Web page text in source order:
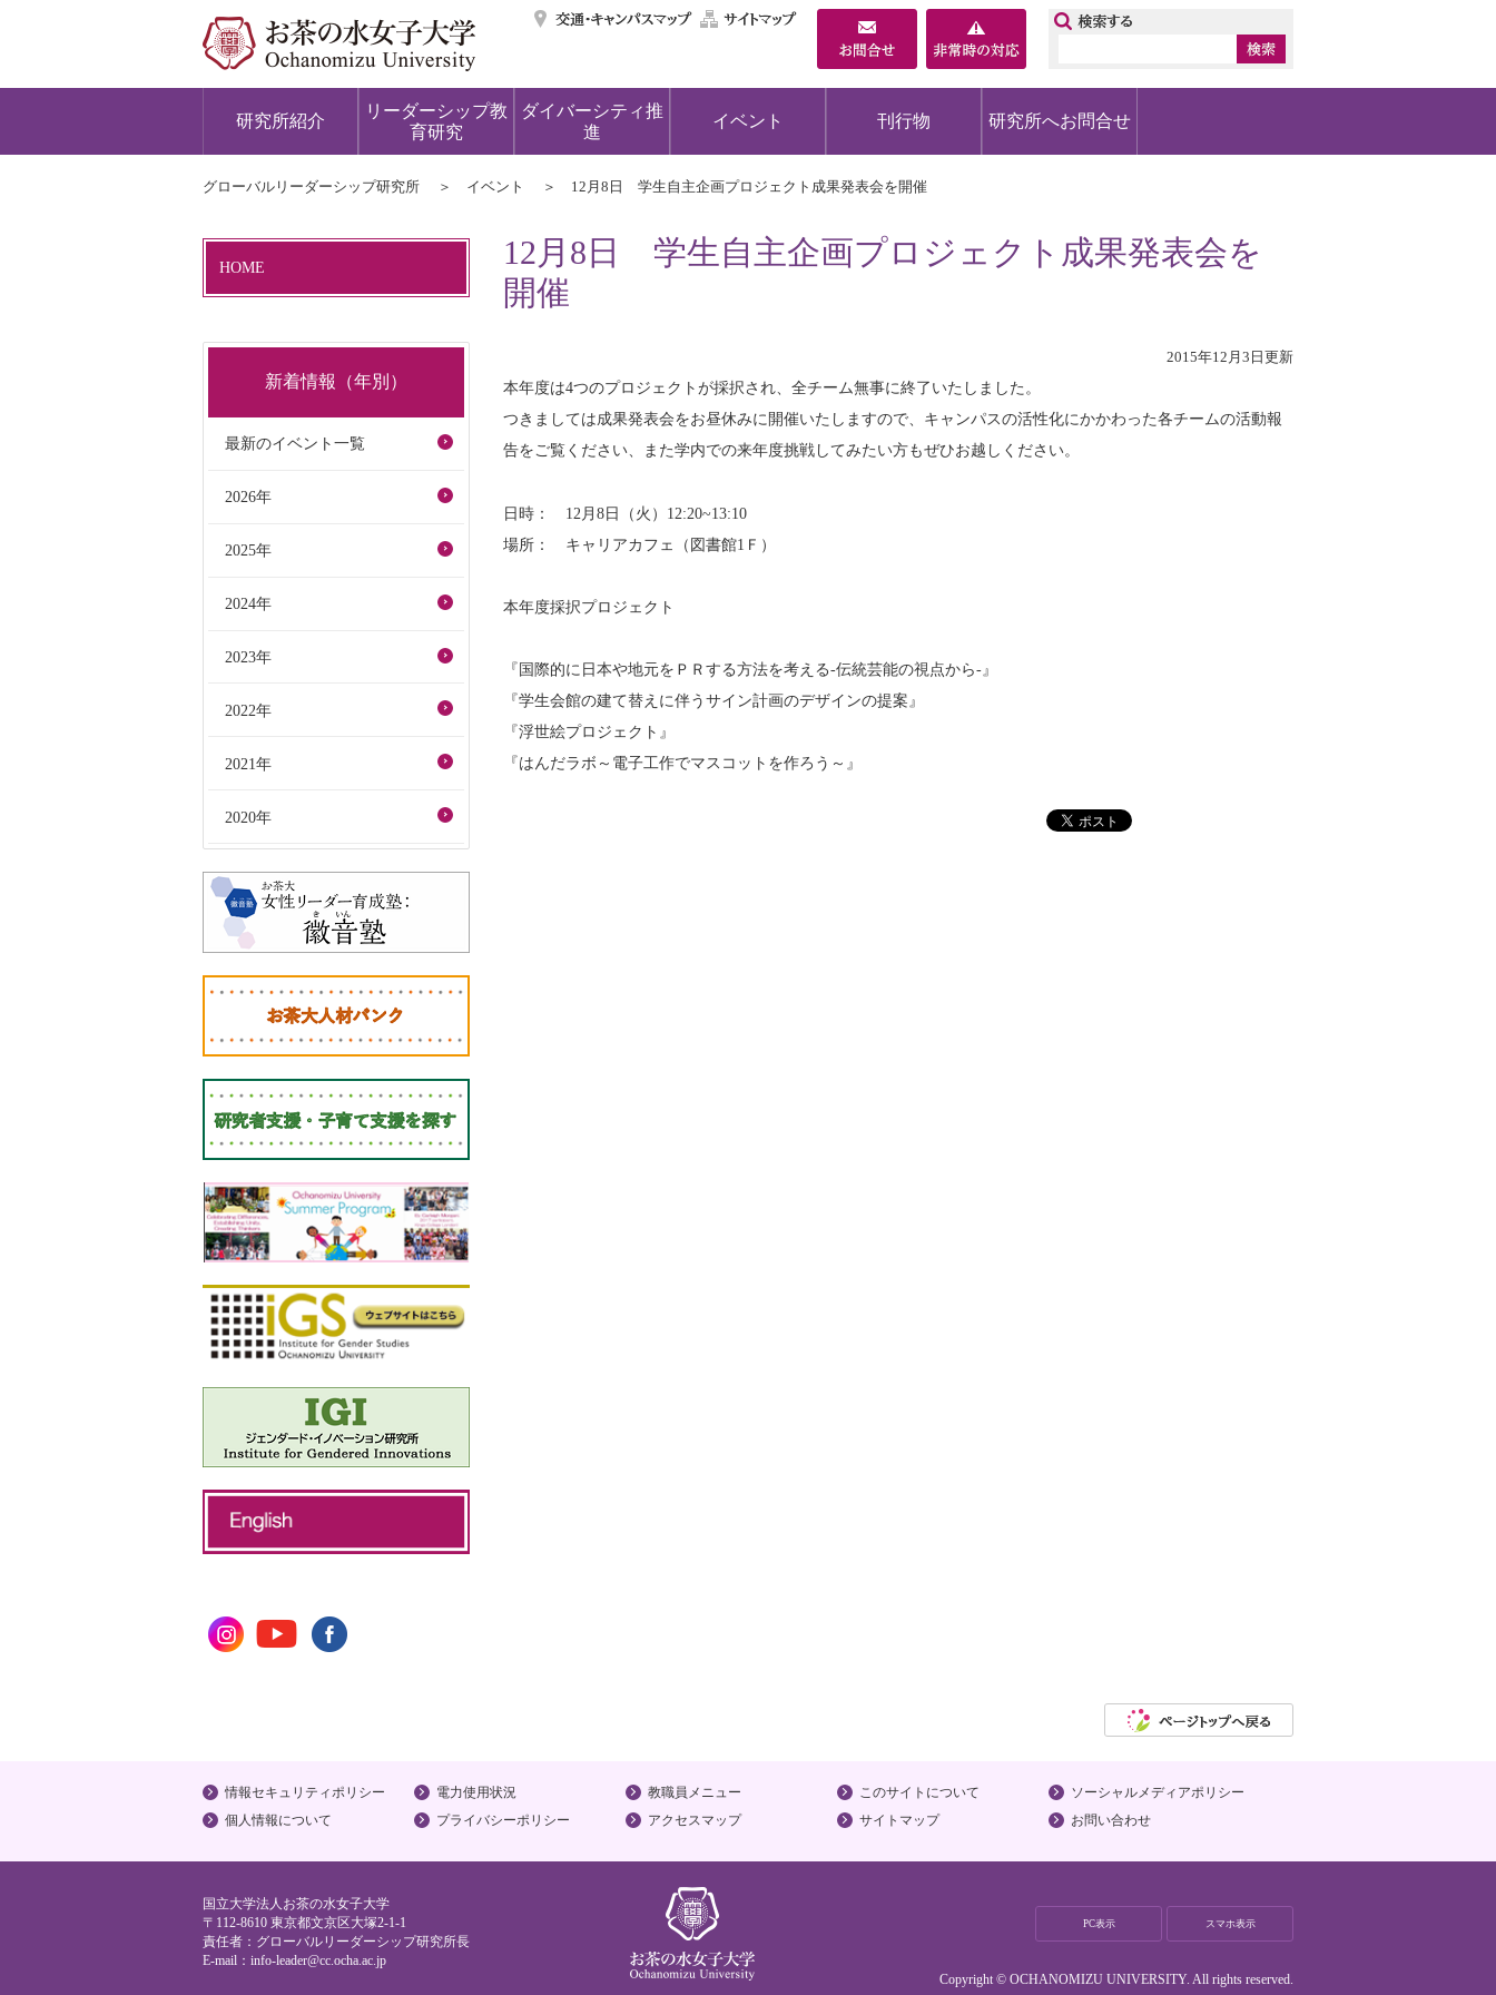
交通・キャンパスマップ
サイトマップ
研究所紹介
リーダーシップ教
育研究
ダイバーシティ推
進
イベント 刊行物 研究所へお問合せ
グローバルリーダーシップ研究所 イベント 12月8日 学生自主企画プロジェクト成果発表会を開催
12月8日 学生自主企画プロジェクト成果発表会を
開催
2015年12月3日更新
本年度は4つのプロジェクトが採択され、全チーム無事に終了いたしました。
つきましては成果発表会をお昼休みに開催いたしますので、キャンパスの活性化にかかわった各チームの活動報
告をご覧ください、また学内での来年度挑戦してみたい方もぜひお越しください。
日時： 12月8日（火）12:20~13:10
場所： キャリアカフェ（図書館1Ｆ）
本年度採択プロジェクト
『国際的に日本や地元をＰＲする方法を考える-伝統芸能の視点から-』
『学生会館の建て替えに伴うサイン計画のデザインの提案』
『浮世絵プロジェクト』
『はんだラボ～電子工作でマスコットを作ろう～』
HOME
新着情報（年別）
最新のイベント一覧
2026年
2025年
2024年
2023年
2022年
2021年
2020年
情報セキュリティポリシー 電力使用状況 教職員メニュー このサイトについて ソーシャルメディアポリシー
個人情報について プライバシーポリシー アクセスマップ サイトマップ お問い合わせ
国立大学法人お茶の水女子大学
〒112-8610 東京都文京区大塚2-1-1
責任者：グローバルリーダーシップ研究所長
E-mail： info-leader@cc.ocha.ac.jp
PC表示 スマホ表示
Copyright © OCHANOMIZU UNIVERSITY. All rights reserved.